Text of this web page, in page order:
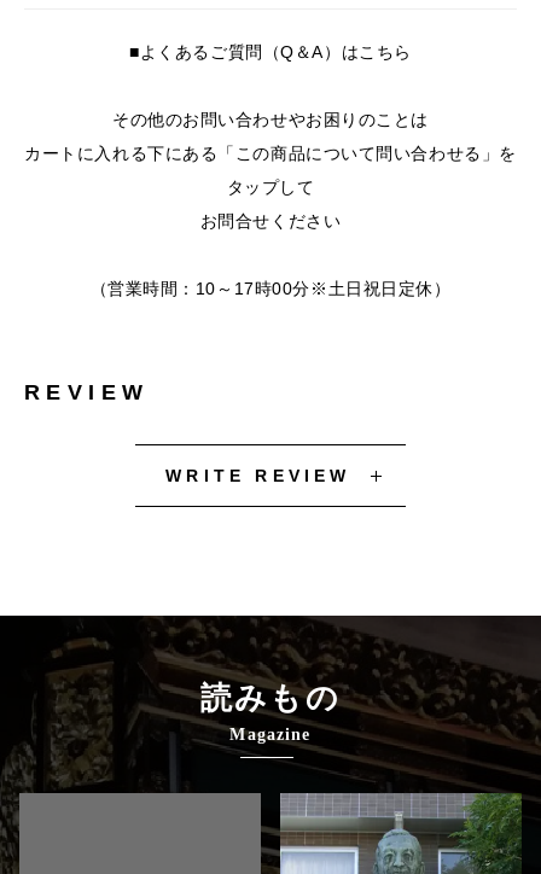
■よくあるご質問（Q＆A）はこちら
その他のお問い合わせやお困りのことは
カートに入れる下にある「この商品について問い合わせる」を
タップして
お問合せください
（営業時間：10～17時00分※土日祝日定休）
REVIEW
WRITE REVIEW
読みもの
Magazine